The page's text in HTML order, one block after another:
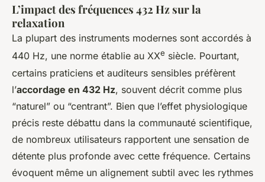
L’impact des fréquences 432 Hz sur la
relaxation
La plupart des instruments modernes sont accordés à
440 Hz, une norme établie au XXe siècle. Pourtant,
certains praticiens et auditeurs sensibles préfèrent
l’accordage en 432 Hz, souvent décrit comme plus
“naturel” ou “centrant”. Bien que l’effet physiologique
précis reste débattu dans la communauté scientifique,
de nombreux utilisateurs rapportent une sensation de
détente plus profonde avec cette fréquence. Certains
évoquent même un alignement subtil avec les rythmes